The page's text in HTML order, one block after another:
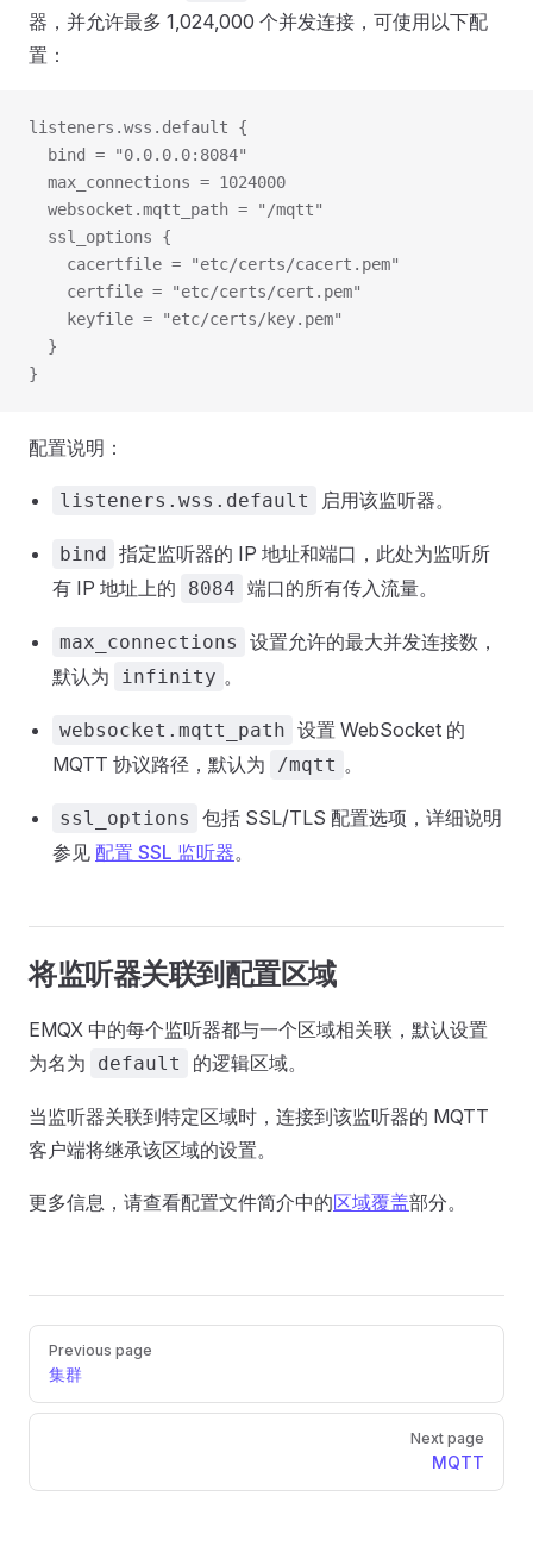
器，并允许最多 1,024,000 个并发连接，可使用以下配
置：
listeners.wss.default {
  bind = "0.0.0.0:8084"
  max_connections = 1024000
  websocket.mqtt_path = "/mqtt"
  ssl_options {
    cacertfile = "etc/certs/cacert.pem"
    certfile = "etc/certs/cert.pem"
    keyfile = "etc/certs/key.pem"
  }
}
配置说明：
listeners.wss.default 启用该监听器。
bind 指定监听器的 IP 地址和端口，此处为监听所
有 IP 地址上的
8084 端口的所有传入流量。
max_connections
设置允许的最大并发连接数，
默认为
infinity 。
websocket.mqtt_path 设置 WebSocket 的
MQTT 协议路径，默认为
/mqtt 。
ssl_options
包括 SSL/TLS 配置选项，详细说明
参见 配置 SSL 监听器。
将监听器关联到配置区域
EMQX 中的每个监听器都与一个区域相关联，默认设置
为名为
default 的逻辑区域。
当监听器关联到特定区域时，连接到该监听器的 MQTT
客户端将继承该区域的设置。
更多信息，请查看配置文件简介中的区域覆盖部分。
Pager
Previous page
集群
Next page
MQTT